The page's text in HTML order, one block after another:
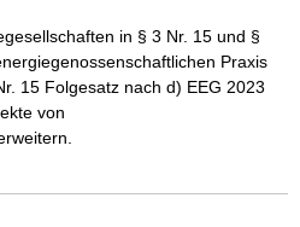
in § 3 Nr. 15 und §
Praxis
15 Folgesatz nach d) EEG 2023
von